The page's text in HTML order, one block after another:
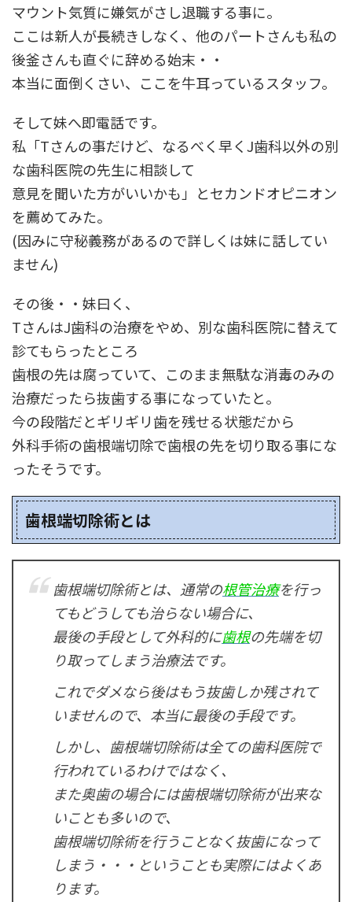
マウント気質に嫌気がさし退職する事に。
ここは新人が長続きしなく、他のパートさんも私の
後釜さんも直ぐに辞める始末・・
本当に面倒くさい、ここを牛耳っているスタッフ。
そして妹へ即電話です。
私「Tさんの事だけど、なるべく早くJ歯科以外の別
な歯科医院の先生に相談して
意見を聞いた方がいいかも」とセカンドオピニオン
を薦めてみた。
(因みに守秘義務があるので詳しくは妹に話してい
ません)
その後・・妹曰く、
TさんはJ歯科の治療をやめ、別な歯科医院に替えて
診てもらったところ
歯根の先は腐っていて、このまま無駄な消毒のみの
治療だったら抜歯する事になっていたと。
今の段階だとギリギリ歯を残せる状態だから
外科手術の歯根端切除で歯根の先を切り取る事にな
ったそうです。
歯根端切除術とは
歯根端切除術とは、通常の根管治療を行っ
てもどうしても治らない場合に、
最後の手段として外科的に歯根の先端を切
り取ってしまう治療法です。
これでダメなら後はもう抜歯しか残されて
いませんので、本当に最後の手段です。
しかし、歯根端切除術は全ての歯科医院で
行われているわけではなく、
また奥歯の場合には歯根端切除術が出来な
いことも多いので、
歯根端切除術を行うことなく抜歯になって
しまう・・・ということも実際にはよくあ
ります。